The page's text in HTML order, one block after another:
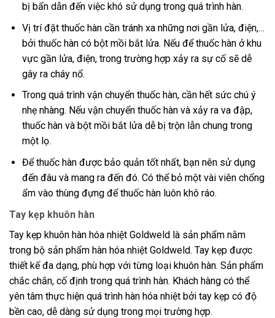
bị bẩn dẫn đến việc khó sử dụng trong quá trình hàn.
Vị trí đặt thuốc hàn cần tránh xa những nơi gần lửa, điện,…
bởi thuốc hàn có bột mồi bắt lửa. Nếu để thuốc hàn ở khu
vực gần lửa, điện, trong trường hợp xảy ra sự cố sẽ dễ
gây ra cháy nổ.
Trong quá trình vận chuyển thuốc hàn, cần hết sức chú ý
nhẹ nhàng. Nếu vận chuyển thuốc hàn và xảy ra va đập,
thuốc hàn và bột mồi bắt lửa dễ bị trộn lẫn chung trong
một lọ.
Để thuốc hàn được bảo quản tốt nhất, bạn nên sử dụng
đến đâu và mang ra đến đó. Có thể bỏ một vài viên chống
ẩm vào thùng đựng để thuốc hàn luôn khô ráo.
Tay kẹp khuôn hàn
Tay kẹp khuôn hàn hóa nhiệt Goldweld là sản phẩm nằm
trong bộ sản phẩm hàn hóa nhiệt Goldweld. Tay kẹp được
thiết kế đa dạng, phù hợp với từng loại khuôn hàn. Sản phẩm
chắc chắn, cố định trong quá trình hàn. Khách hàng có thể
yên tâm thực hiện quá trình hàn hóa nhiệt bởi tay kẹp có độ
bền cao, dễ dàng sử dụng trong mọi trường hợp.